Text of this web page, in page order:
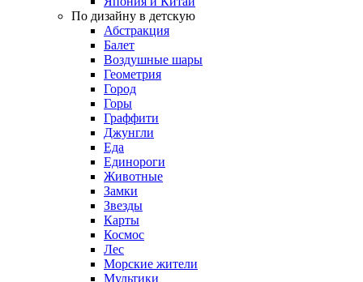
По дизайну в детскую
Абстракция
Балет
Воздушные шары
Геометрия
Город
Горы
Граффити
Джунгли
Еда
Единороги
Животные
Замки
Звезды
Карты
Космос
Лес
Морские жители
Мультики